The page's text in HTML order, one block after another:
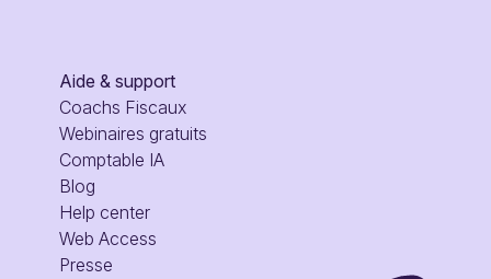
Aide & support
Coachs Fiscaux
Webinaires gratuits
Comptable IA
Blog
Help center
Web Access
Presse